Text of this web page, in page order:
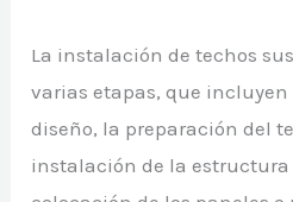
La instalación de techos
varias etapas, que
diseño, la preparación del
instalación de la estructura